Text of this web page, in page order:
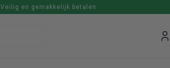
Veilig en gemakkelijk betalen